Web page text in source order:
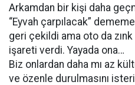
Arkamdan bir kişi daha
“Eyvah çarpılacak”
geri çekildi ama oto da
işareti verdi. Yayada ona…
Biz onlardan daha mı az
ve özenle durulmasını